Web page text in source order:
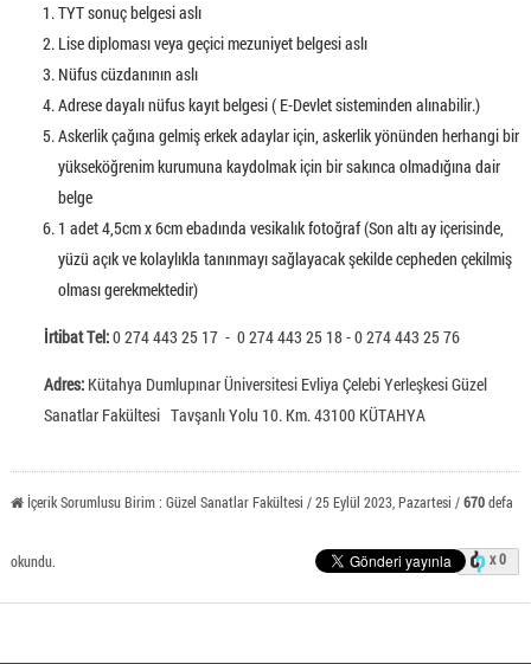
TYT sonuç belgesi aslı
Lise diploması veya geçici mezuniyet belgesi aslı
Nüfus cüzdanının aslı
Adrese dayalı nüfus kayıt belgesi ( E-Devlet sisteminden alınabilir.)
Askerlik çağına gelmiş erkek adaylar için, askerlik yönünden herhangi bir
yükseköğrenim kurumuna kaydolmak için bir sakınca olmadığına dair
belge
1 adet 4,5cm x 6cm ebadında vesikalık fotoğraf (Son altı ay içerisinde,
yüzü açık ve kolaylıkla tanınmayı sağlayacak şekilde cepheden çekilmiş
olması gerekmektedir)
İrtibat Tel:0 274 443 25 17 - 0 274 443 25 18 - 0 274 443 25 76
Adres: Kütahya Dumlupınar Üniversitesi Evliya Çelebi Yerleşkesi Güzel
Sanatlar Fakültesi Tavşanlı Yolu 10. Km. 43100 KÜTAHYA
İçerik Sorumlusu Birim : Güzel Sanatlar Fakültesi / 25 Eylül 2023, Pazartesi /670defa
okundu. x 0